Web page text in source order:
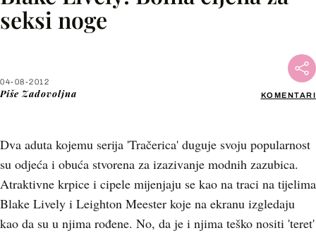
seksi noge
04-08-2012
Piše Zadovoljna KOMENTARI
Dva aduta kojemu serija 'Tračerica' duguje svoju popularnost
su odjeća i obuća stvorena za izazivanje modnih zazubica.
Atraktivne krpice i cipele mijenjaju se kao na traci na tijelima
Blake Lively i Leighton Meester koje na ekranu izgledaju
kao da su u njima rođene. No, da je i njima teško nositi 'teret'
Facebook